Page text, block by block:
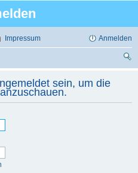
Impressum Anmelden
sein, um die